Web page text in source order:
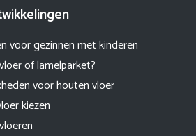
voor gezinnen met kinderen
of lamelparket?
voor houten vloer
kiezen